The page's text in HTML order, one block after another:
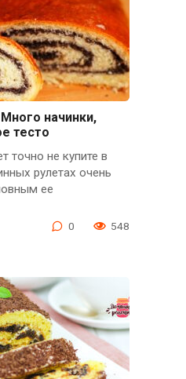
начинки,
тесто
точно не купите в
рулетах очень
ее
0 548